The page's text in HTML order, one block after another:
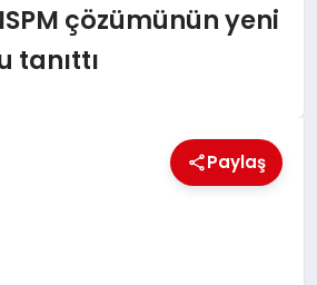
çözümünün yeni
tanıttı
Paylaş